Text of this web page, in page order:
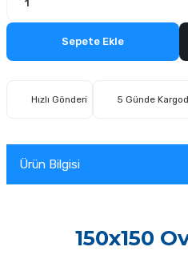
Sepete Ekle
Hızlı Gönderi 5 Günde
Ürün Bilgisi
150x150